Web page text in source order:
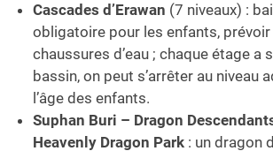
Cascades d’Erawan (7 niveaux) :
obligatoire pour les enfants,
chaussures d’eau ; chaque étage a
bassin, on peut s’arrêter au niveau
l’âge des enfants.
Suphan Buri – Dragon
Heavenly Dragon Park : un dragon